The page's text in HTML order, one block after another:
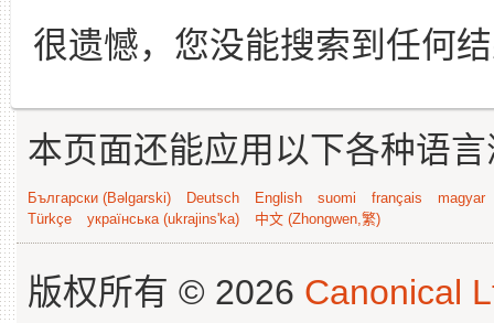
很遗憾，您没能搜索到任何
本页面还能应用以下各种语
Български (Bəlgarski) Deutsch English suomi français
magyar
Türkçe
українська (ukrajins'ka) 中文 (Zhongwen,繁)
版权所有 © 2026 Canonical